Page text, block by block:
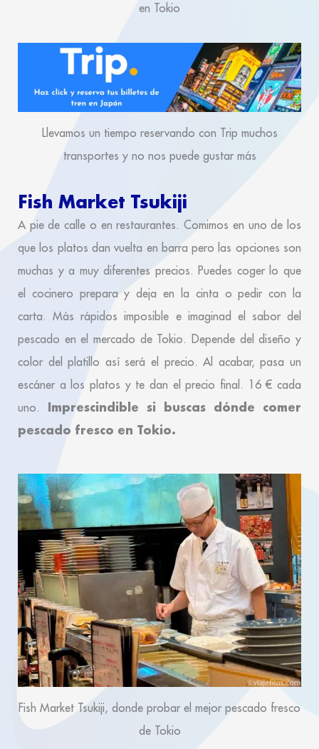
en Tokio
Llevamos un tiempo reservando con Trip muchos
transportes y no nos puede gustar más
Fish Market Tsukiji
A pie de calle o en restaurantes. Comimos en uno de los
que los platos dan vuelta en barra pero las opciones son
muchas y a muy diferentes precios. Puedes coger lo que
el cocinero prepara y deja en la cinta o pedir con la
carta. Más rápidos imposible e imaginad el sabor del
pescado en el mercado de Tokio. Depende del diseño y
color del platillo así será el precio. Al acabar, pasa un
escáner a los platos y te dan el precio final. 16 € cada
uno. Imprescindible si buscas dónde comer
pescado fresco en Tokio.
Fish Market Tsukiji, donde probar el mejor pescado fresco
de Tokio